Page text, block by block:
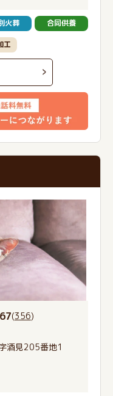
火葬 合同供養
工
(356)
酒見205番地1